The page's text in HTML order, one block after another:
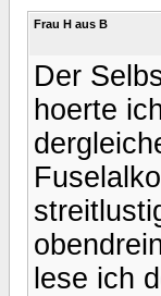
Frau H aus B
Der
hoerte
lese ich